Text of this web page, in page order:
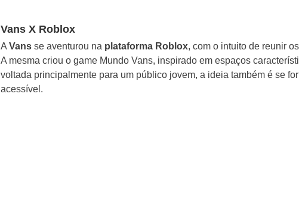
Vans X Roblox
A Vans se aventurou na plataforma Roblox, com o intuito de reunir
A mesma criou o game Mundo Vans, inspirado em espaços
voltada principalmente para um público jovem, a ideia também é se
acessível.